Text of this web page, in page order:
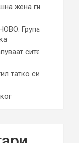
жена ги
Група
сите
татко си